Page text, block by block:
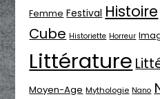
Femme Festival Histoire
Cube Historiette Horreur
Littérature
Moyen-Age Mythologie Nano